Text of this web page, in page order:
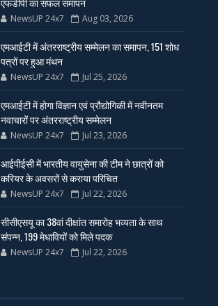
NewsUP 24x7 Aug 03, 2026
एमआईटी में अंतरराष्ट्रीय सम्मेलन का समापन, 151 शोध
पत्रों पर हुआ मंथन
NewsUP 24x7 Jul 25, 2026
एमआईटी में होगा विज्ञान एवं प्रौद्योगिकी में नवीनतम
नवाचारों पर अंतरराष्ट्रीय सम्मेलन
NewsUP 24x7 Jul 23, 2026
आईपीईसी में भारतीय वायुसेना की टीम ने छात्रों को
करियर के अवसरों से कराया परिचित
NewsUP 24x7 Jul 22, 2026
सीसीएसयू का 38वां दीक्षांत समारोह भव्यता के साथ
संपन्न, 199 मेधावियों को मिले पदक
NewsUP 24x7 Jul 22, 2026